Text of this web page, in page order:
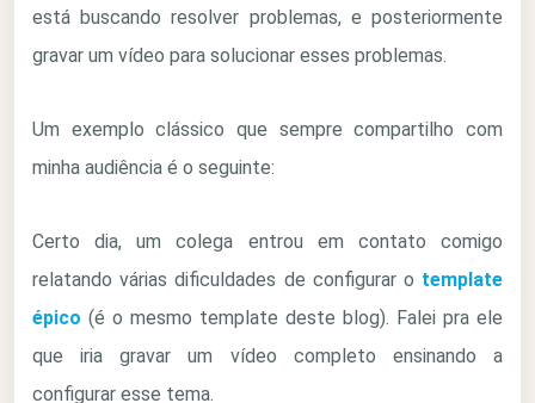
está buscando resolver problemas, e posteriormente
gravar um vídeo para solucionar esses problemas.
Um exemplo clássico que sempre compartilho com
minha audiência é o seguinte:
Certo dia, um colega entrou em contato comigo
relatando várias dificuldades de configurar o template
épico (é o mesmo template deste blog). Falei pra ele
que iria gravar um vídeo completo ensinando a
configurar esse tema.